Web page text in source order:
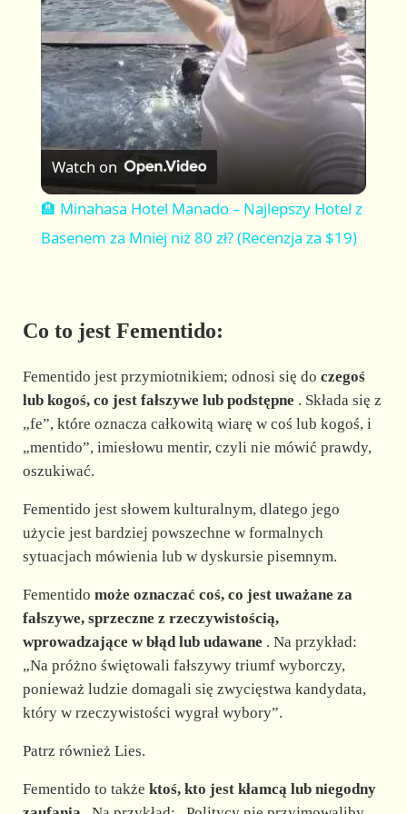
a
y
V
i
o
Watch on
🏨 Minahasa Hotel Manado – Najlepszy Hotel z
Basenem za Mniej niż 80 zł? (Recenzja za $19)
Co to jest Fementido:
Fementido jest przymiotnikiem; odnosi się do czegoś
lub kogoś, co jest fałszywe lub podstępne . Składa się z
„fe”, które oznacza całkowitą wiarę w coś lub kogoś, i
„mentido”, imiesłowu mentir, czyli nie mówić prawdy,
oszukiwać.
Fementido jest słowem kulturalnym, dlatego jego
użycie jest bardziej powszechne w formalnych
sytuacjach mówienia lub w dyskursie pisemnym.
Fementido może oznaczać coś, co jest uważane za
fałszywe, sprzeczne z rzeczywistością,
wprowadzające w błąd lub udawane . Na przykład:
„Na próżno świętowali fałszywy triumf wyborczy,
ponieważ ludzie domagali się zwycięstwa kandydata,
który w rzeczywistości wygrał wybory”.
Patrz również Lies.
Fementido to także ktoś, kto jest kłamcą lub niegodny